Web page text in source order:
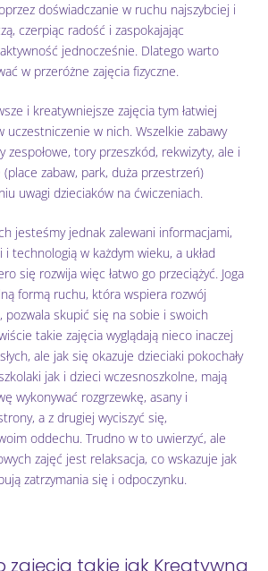
doświadczanie w ruchu najszybciej i
czerpiąc radość i zaspokajając
jednocześnie. Dlatego warto
w przeróżne zajęcia fizyczne.
i kreatywniejsze zajęcia tym łatwiej
uczestniczenie w nich. Wszelkie zabawy
zespołowe, tory przeszkód, rekwizyty, ale i
zabaw, park, duża przestrzeń)
uwagi dzieciaków na ćwiczeniach.
jesteśmy jednak zalewani informacjami,
i technologią w każdym wieku, a układ
się rozwija więc łatwo go przeciążyć. Joga
formą ruchu, która wspiera rozwój
pozwala skupić się na sobie i swoich
takie zajęcia wyglądają nieco inaczej
ale jak się okazuje dzieciaki pokochały
jak i dzieci wczesnoszkolne, mają
wykonywać rozgrzewkę, asany i
a z drugiej wyciszyć się,
oddechu. Trudno w to uwierzyć, ale
zajęć jest relaksacja, co wskazuje jak
zatrzymania się i odpoczynku.
zajęcia takie jak Kreatywna